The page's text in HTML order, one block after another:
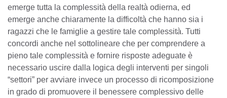
emerge tutta la complessità della realtà odierna, ed
emerge anche chiaramente la difficoltà che hanno sia i
ragazzi che le famiglie a gestire tale complessità. Tutti
concordi anche nel sottolineare che per comprendere a
pieno tale complessità e fornire risposte adeguate è
necessario uscire dalla logica degli interventi per singoli
“settori” per avviare invece un processo di ricomposizione
in grado di promuovere il benessere complessivo delle